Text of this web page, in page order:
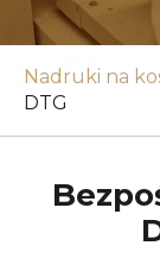
Nadruki na
DTG